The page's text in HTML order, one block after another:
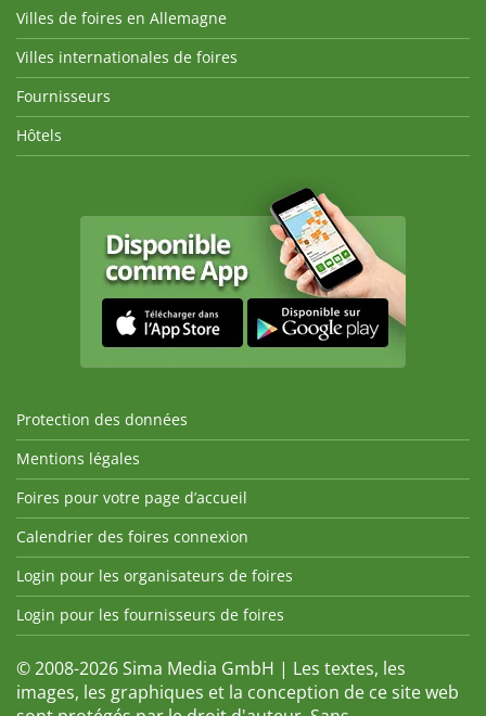
Villes de foires en Allemagne
Villes internationales de foires
Fournisseurs
Hôtels
Protection des données
Mentions légales
Foires pour votre page d’accueil
Calendrier des foires connexion
Login pour les organisateurs de foires
Login pour les fournisseurs de foires
© 2008-2026 Sima Media GmbH | Les textes, les
images, les graphiques et la conception de ce site web